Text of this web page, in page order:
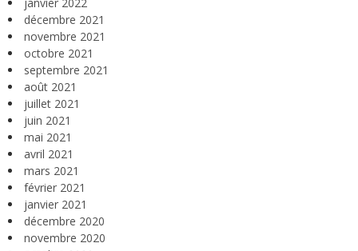
décembre 2021
novembre 2021
octobre 2021
septembre 2021
août 2021
juillet 2021
juin 2021
mai 2021
avril 2021
mars 2021
février 2021
janvier 2021
décembre 2020
novembre 2020